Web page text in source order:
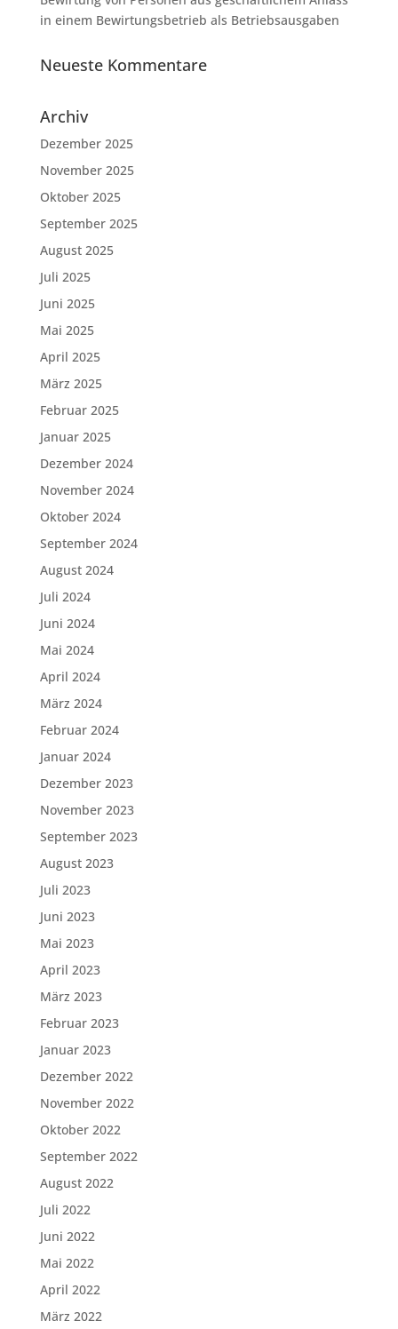
in einem Bewirtungsbetrieb als Betriebsausgaben
Neueste Kommentare
Archiv
Dezember 2025
November 2025
Oktober 2025
September 2025
August 2025
Juli 2025
Juni 2025
Mai 2025
April 2025
März 2025
Februar 2025
Januar 2025
Dezember 2024
November 2024
Oktober 2024
September 2024
August 2024
Juli 2024
Juni 2024
Mai 2024
April 2024
März 2024
Februar 2024
Januar 2024
Dezember 2023
November 2023
September 2023
August 2023
Juli 2023
Juni 2023
Mai 2023
April 2023
März 2023
Februar 2023
Januar 2023
Dezember 2022
November 2022
Oktober 2022
September 2022
August 2022
Juli 2022
Juni 2022
Mai 2022
April 2022
März 2022